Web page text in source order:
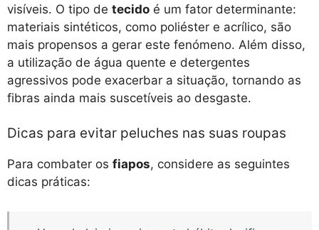
visíveis. O tipo de tecido é um fator determinante:
materiais sintéticos, como poliéster e acrílico, são
mais propensos a gerar este fenómeno. Além disso,
a utilização de água quente e detergentes
agressivos pode exacerbar a situação, tornando as
fibras ainda mais suscetíveis ao desgaste.
Dicas para evitar peluches nas suas roupas
Para combater os fiapos, considere as seguintes
dicas práticas: